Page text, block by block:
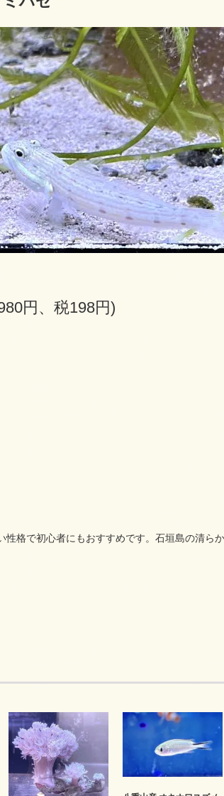
円、税198円)
性格で初心者にもおすすめです。石垣島の清